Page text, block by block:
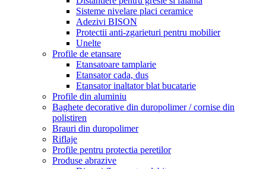
Sisteme nivelare placi ceramice
Adezivi BISON
Protectii anti-zgarieturi pentru mobilier
Unelte
Profile de etansare
Etansatoare tamplarie
Etansator cada, dus
Etansator inaltator blat bucatarie
Profile din aluminiu
Baghete decorative din duropolimer / cornise din
polistiren
Brauri din duropolimer
Riflaje
Profile pentru protectia peretilor
Produse abrazive